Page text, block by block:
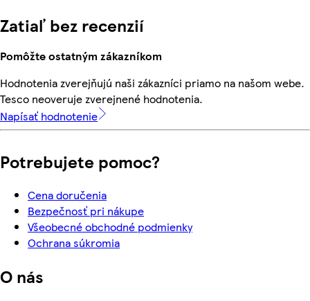
Zatiaľ bez recenzií
Pomôžte ostatným zákazníkom
Hodnotenia zverejňujú naši zákazníci priamo na našom webe.
Tesco neoveruje zverejnené hodnotenia.
Napísať hodnotenie
Potrebujete pomoc?
Cena doručenia
Bezpečnosť pri nákupe
Všeobecné obchodné podmienky
Ochrana súkromia
O nás